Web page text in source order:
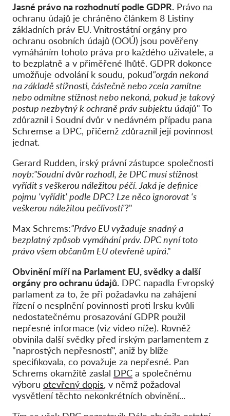
Jasné právo na rozhodnutí podle GDPR. Právo na
ochranu údajů je chráněno článkem 8 Listiny
základních práv EU. Vnitrostátní orgány pro
ochranu osobních údajů (OOÚ) jsou pověřeny
vymáháním tohoto práva pro každého uživatele, a
to bezplatně a v přiměřené lhůtě. GDPR dokonce
umožňuje odvolání k soudu, pokud"orgán nekoná
na základě stížnosti, částečně nebo zcela zamítne
nebo odmítne stížnost nebo nekoná, pokud je takový
postup nezbytný k ochraně práv subjektu údajů" To
zdůraznil i Soudní dvůr v nedávném případu pana
Schremse a DPC, přičemž zdůraznil její povinnost
jednat.
Gerard Rudden, irský právní zástupce společnosti
noyb:"Soudní dvůr rozhodl, že DPC musí stížnost
vyřídit s veškerou náležitou péčí. Jaká je definice
pojmu 'vyřídit' podle DPC? Lze něco ignorovat 's
veškerou náležitou pečlivostí'?"
Max Schrems:"Právo EU vyžaduje snadný a
bezplatný způsob vymáhání práv. DPC nyní toto
právo všem občanům EU otevřeně upírá."
Obvinění míří na Parlament EU, svědky a další
orgány pro ochranu údajů. DPC napadla Evropský
parlament za to, že při požadavku na zahájení
řízení o nesplnění povinnosti proti Irsku kvůli
nedostatečnému prosazování GDPR použil
nepřesné informace (viz video níže). Rovněž
obvinila další svědky před irským parlamentem z
"naprostých nepřesností", aniž by blíže
specifikovala, co považuje za nepřesné. Pan
Schrems okamžitě zaslal DPC a společnému
výboru otevřený dopis, v němž požadoval
vysvětlení těchto nekonkrétních obvinění...